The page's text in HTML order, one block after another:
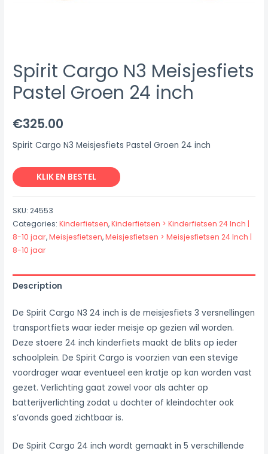
Spirit Cargo N3 Meisjesfiets
Pastel Groen 24 inch
€325.00
Spirit Cargo N3 Meisjesfiets Pastel Groen 24 inch
KLIK EN BESTEL
SKU:24553
Categories:Kinderfietsen,Kinderfietsen > Kinderfietsen 24 Inch |
8-10 jaar,Meisjesfietsen,Meisjesfietsen > Meisjesfietsen 24 Inch |
8-10 jaar
Description
De Spirit Cargo N3 24 inch is de meisjesfiets 3 versnellingen
transportfiets waar ieder meisje op gezien wil worden.
Deze stoere 24 inch kinderfiets maakt de blits op ieder
schoolplein. De Spirit Cargo is voorzien van een stevige
voordrager waar eventueel een kratje op kan worden vast
gezet. Verlichting gaat zowel voor als achter op
batterijverlichting zodat u dochter of kleindochter ook
s’avonds goed zichtbaar is.
De Spirit Cargo 24 inch wordt gemaakt in 5 verschillende